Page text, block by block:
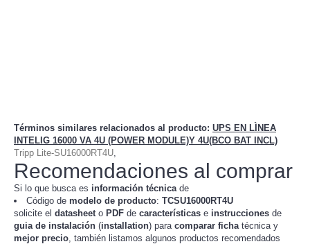
Términos similares relacionados al producto: UPS EN LÌNEA
INTELIG 16000 VA 4U (POWER MODULE)Y 4U(BCO BAT INCL)
Tripp Lite-SU16000RT4U
Recomendaciones al comprar
Si lo que busca es información técnica de
Código de modelo de producto: TCSU16000RT4U
solicite el datasheet o PDF de características e instrucciones de
guia de instalación (installation) para comparar ficha técnica y
mejor precio , también listamos algunos productos recomendados